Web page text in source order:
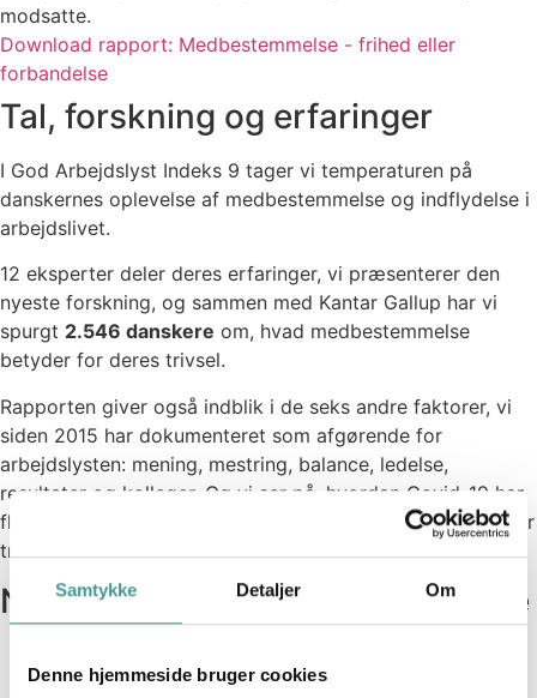
Samtykke Detaljer Om
Denne hjemmeside bruger cookies
modsatte.
Download rapport: Medbestemmelse - frihed eller
forbandelse
Tal, forskning og erfaringer
I God Arbejdslyst Indeks 9 tager vi temperaturen på
danskernes oplevelse af medbestemmelse og indflydelse i
arbejdslivet.
12 eksperter deler deres erfaringer, vi præsenterer den
nyeste forskning, og sammen med Kantar Gallup har vi
spurgt 2.546 danskere om, hvad medbestemmelse
betyder for deres trivsel.
Rapporten giver også indblik i de seks andre faktorer, vi
siden 2015 har dokumenteret som afgørende for
arbejdslysten: mening, mestring, balance, ledelse,
resultater og kolleger. Og vi ser på, hvordan Covid-19 har
flyttet fokus til løn og jobsikkerhed som vigtige drivere for
trivsel.
Når frihed kræver styr på tingene
er altid at foretrække, om blot man har